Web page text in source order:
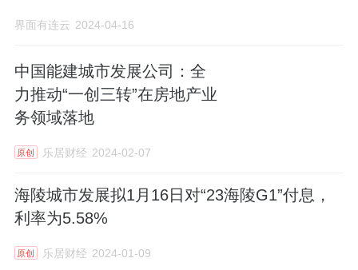
界面有连云 2024-04-16
中国能建城市发展公司：全
力推动“一创三转”在房地产业
务领域落地
原创 乐居财经 2024-02-07
海陵城市发展拟1月16日对“23海陵G1”付息，
利率为5.58%
原创 乐居财经 2024-01-09